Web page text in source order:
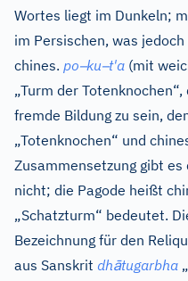
Wortes liegt im Dunkeln;
im Persischen, was
chines. po–ku–t'a (mit
„Turm der
fremde Bildung zu sein,
„Totenknochen“ und
Zusammensetzung gibt
nicht; die Pagode heißt
„Schatzturm“ bedeutet.
Bezeichnung für den
aus Sanskrit dhātugarbha